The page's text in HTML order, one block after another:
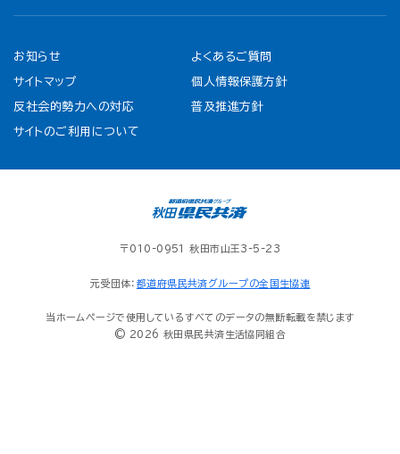
お知らせ よくあるご質問
サイトマップ 個人情報保護方針
反社会的勢力への対応 普及推進方針
サイトのご利用について
〒010-0951 秋田市山王3-5-23
元受団体： 都道府県民共済グループの全国生協連
当ホームページで使用しているすべてのデータの無断転載を禁じます
© 2026 秋田県民共済生活協同組合